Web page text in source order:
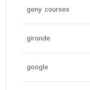
geny courses
gironde
google